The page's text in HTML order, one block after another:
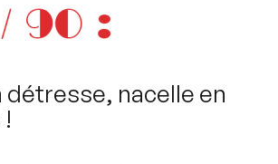
détresse, nacelle en